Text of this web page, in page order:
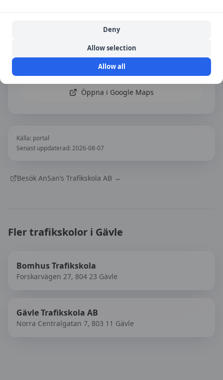
Öppna i Google Maps
Källa: portal
Senast uppdaterad: 2026-08-07
Besök AnSan’s Trafikskola AB →
Fler trafikskolor i Gävle
Bomhus Trafikskola
Forskarvägen 27, 804 23 Gävle
Gävle Trafikskola AB
Norra Centralgatan 7, 803 11 Gävle
Deny
Allow selection
Allow all